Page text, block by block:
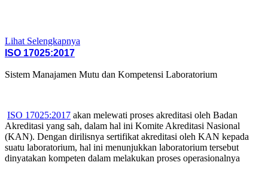
Lihat Selengkapnya
ISO 17025:2017
Sistem Manajamen Mutu dan Kompetensi Laboratorium
ISO 17025:2017 akan melewati proses akreditasi oleh Badan
Akreditasi yang sah, dalam hal ini Komite Akreditasi Nasional
(KAN). Dengan dirilisnya sertifikat akreditasi oleh KAN kepada
suatu laboratorium, hal ini menunjukkan laboratorium tersebut
dinyatakan kompeten dalam melakukan proses operasionalnya